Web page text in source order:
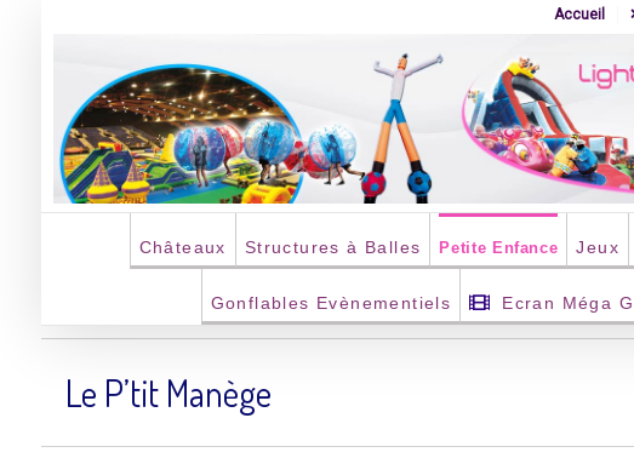
Accueil
Châteaux Structures à Balles Petite Enfance Jeux
Gonflables Evènementiels Ecran Méga
Le P’tit Manège